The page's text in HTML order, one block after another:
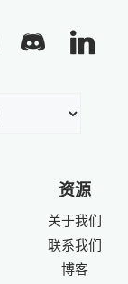
资源
关于我们
联系我们
博客